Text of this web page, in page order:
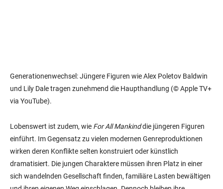
Generationenwechsel: Jüngere Figuren wie Alex Poletov Baldwin
und Lily Dale tragen zunehmend die Haupthandlung (© Apple TV+
via YouTube).
Lobenswert ist zudem, wie For All Mankinddie jüngeren Figuren
einführt. Im Gegensatz zu vielen modernen Genreproduktionen
wirken deren Konflikte selten konstruiert oder künstlich
dramatisiert. Die jungen Charaktere müssen ihren Platz in einer
sich wandelnden Gesellschaft finden, familiäre Lasten bewältigen